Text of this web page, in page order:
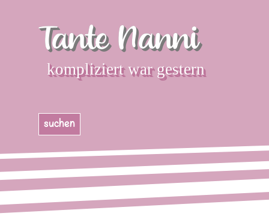
Tante Nanni
suchen
kompliziert war gestern
Menü überspringen